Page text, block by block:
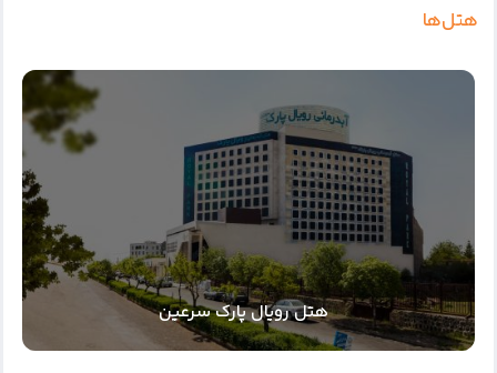
هتل‌ها
هتل رویال پارک سرعین